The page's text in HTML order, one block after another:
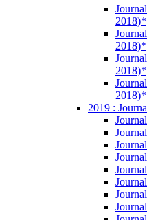
2018)*
2018)*
2018)*
2018)*
2019 :